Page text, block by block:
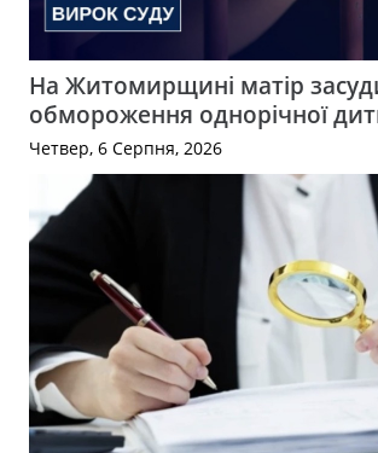
На Житомирщині матір
обмороження однорічної
Четвер, 6 Серпня, 2026